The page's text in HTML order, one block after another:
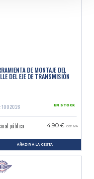
DE MONTAJE DEL
DEL EJE DE TRANSMISIÓN
1002026 EN STOCK
al público 4.90 € con IVA
AÑADIR A LA CESTA